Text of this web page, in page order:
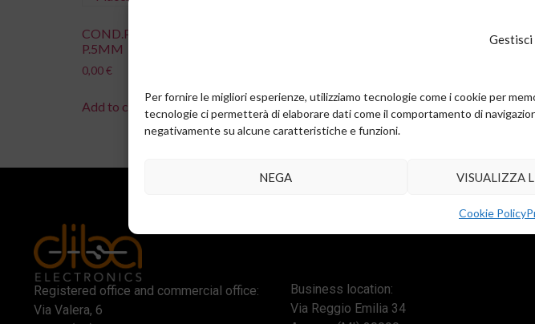
Gestisci
Per fornire le migliori esperienze, utilizziamo tecnologie come i cookie per
tecnologie ci permetterà di elaborare dati come il comportamento di
negativamente su alcune caratteristiche e funzioni.
NEGA VISUALIZZA
Cookie Policy
COND.POLIE.T 2,2NF 5% 100V
P.5MM
0,00€
Add to cart
COND.POLIE.T 220NF 5% 100V
Add to cart
Registered office and commercial office:
Via Valera, 6
Business location:
Via Reggio Emilia 34